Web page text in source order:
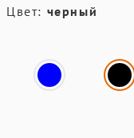
Цвет: черный